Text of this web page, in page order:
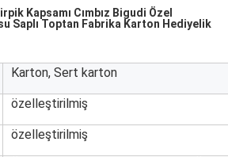
Kapsamı Cımbız Bigudi Özel
Saplı Toptan Fabrika Karton Hediyelik
Karton, Sert karton
özelleştirilmiş
özelleştirilmiş